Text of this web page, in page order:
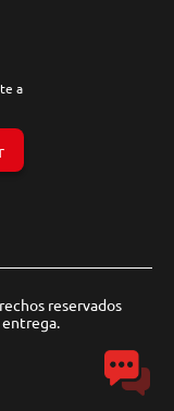
a
reservados
entrega.